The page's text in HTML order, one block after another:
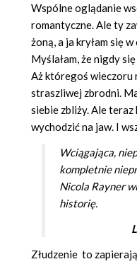
Wspólne oglądanie
romantyczne. Ale ty
żoną, a ja kryłam się
Myślałam, że nigdy
Aż któregoś wieczoru
straszliwej zbrodni.
siebie zbliży. Ale
wychodzić na jaw. I
Wciągająca,
kompletnie
Nicola Rayner
historię.
Złudzenie to